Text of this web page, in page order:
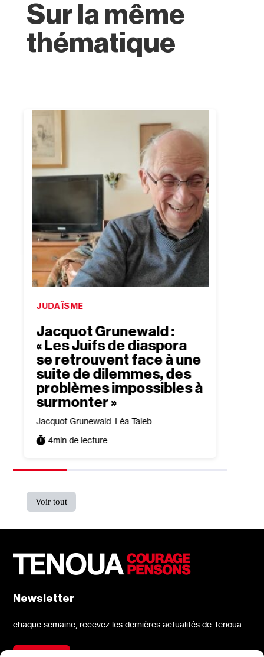
Sur la même
thématique
JUDAÏSME
Jacquot Grunewald :
« Les Juifs de diaspora
se retrouvent face à une
suite de dilemmes, des
problèmes impossibles à
surmonter »
Jacquot Grunewald Léa Taieb
4min de lecture
Voir tout
Newsletter
chaque semaine, recevez les dernières actualités de Tenoua